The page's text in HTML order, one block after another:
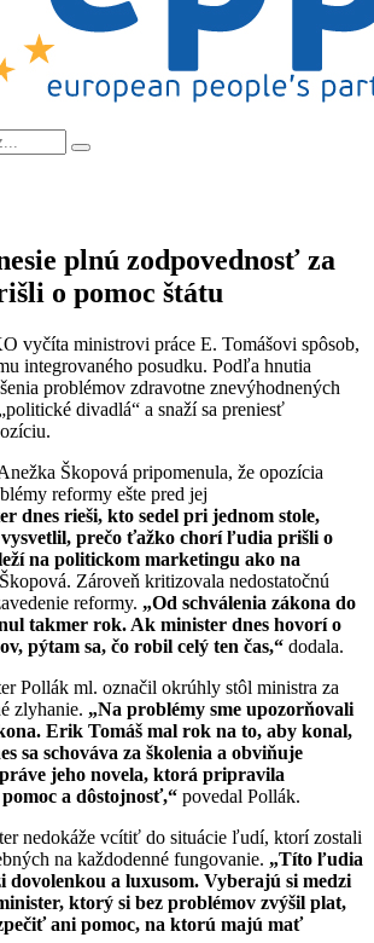
plnú zodpovednosť za
o pomoc štátu
vyčíta ministrovi práce E. Tomášovi spôsob,
integrovaného posudku. Podľa hnutia
problémov zdravotne znevýhodnených
divadlá“ a snaží sa preniesť
Škopová pripomenula, že opozícia
reformy ešte pred jej
dnes rieši, kto sedel pri jednom stole,
vysvetlil, prečo ťažko chorí ľudia prišli o
na politickom marketingu ako na
Zároveň kritizovala nedostatočnú
reformy. „Od schválenia zákona do
takmer rok. Ak minister dnes hovorí o
pýtam sa, čo robil celý ten čas,“ dodala.
Pollák ml. označil okrúhly stôl ministra za
zlyhanie. „Na problémy sme upozorňovali
Erik Tomáš mal rok na to, aby konal,
sa schováva za školenia a obviňuje
jeho novela, ktorá pripravila
a dôstojnosť,“ povedal Pollák.
nedokáže vcítiť do situácie ľudí, ktorí zostali
na každodenné fungovanie. „Títo ľudia
dovolenkou a luxusom. Vyberajú si medzi
ktorý si bez problémov zvýšil plat,
ani pomoc, na ktorú majú mať